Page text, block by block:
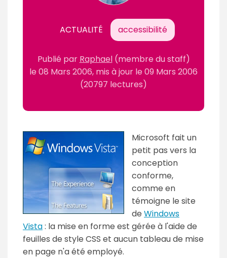
ACTUALITÉ accessibilité
Publié par Raphael (membre du staff)
le08 Mars 2006, mis à jour le09 Mars 2006
(20797 lectures)
Microsoft fait un
petit pas vers la
conception
conforme,
comme en
témoigne le site
de Windows
Vista: la mise en forme est gérée à l'aide de
feuilles de style CSS et aucun tableau de mise
en page n'a été employé.